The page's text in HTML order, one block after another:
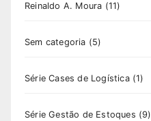
Reinaldo A. Moura (11)
Sem categoria (5)
Série Cases de Logística(1)
Série Gestão de Estoques (9)